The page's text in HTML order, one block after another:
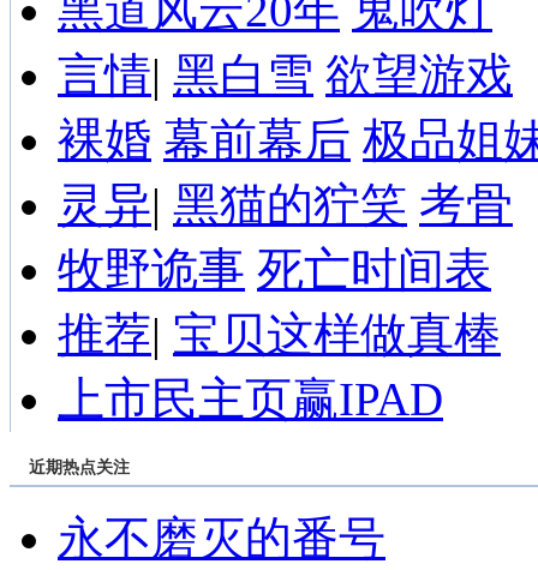
言情| 黑白雪 欲望游戏
裸婚 幕前幕后 极品姐
灵异| 黑猫的狞笑 考骨
牧野诡事 死亡时间表
推荐| 宝贝这样做真棒
上市民主页赢IPAD
近期热点关注
永不磨灭的番号